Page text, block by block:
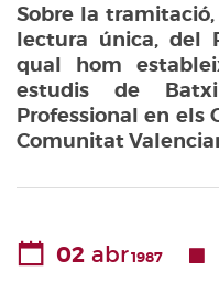
Sobre la
lectura única, del
qual hom
estudis de
Professional en els
Comunitat
02 abr1987